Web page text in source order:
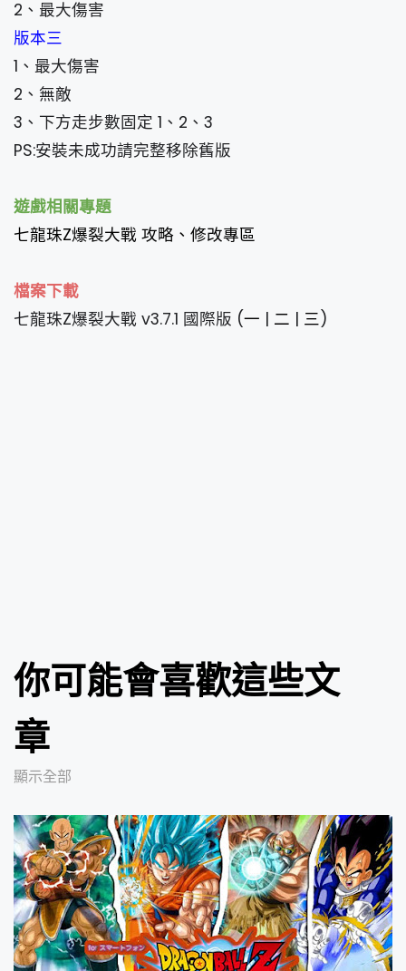
2、最大傷害
版本三
1、最大傷害
2、無敵
3、下方走步數固定 1、2、3
PS:安裝未成功請完整移除舊版
遊戲相關專題
七龍珠Z爆裂大戰 攻略、修改專區
檔案下載
七龍珠Z爆裂大戰 v3.7.1 國際版 (一 | 二 | 三)
你可能會喜歡這些文
章
顯示全部